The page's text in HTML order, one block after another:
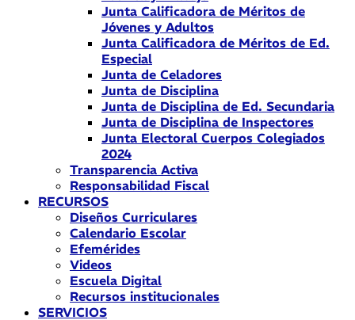
Junta Calificadora de Méritos de
Jóvenes y Adultos
Junta Calificadora de Méritos de Ed.
Especial
Junta de Celadores
Junta de Disciplina
Junta de Disciplina de Ed. Secundaria
Junta de Disciplina de Inspectores
Junta Electoral Cuerpos Colegiados
2024
Transparencia Activa
Responsabilidad Fiscal
RECURSOS
Diseños Curriculares
Calendario Escolar
Efemérides
Videos
Escuela Digital
Recursos institucionales
SERVICIOS